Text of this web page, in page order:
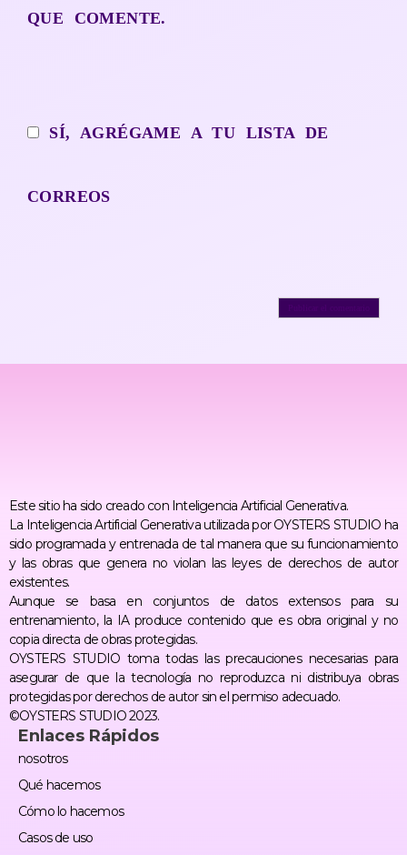
QUE COMENTE.
SÍ, AGRÉGAME A TU LISTA DE
CORREOS
Este sitio ha sido creado con Inteligencia Artificial Generativa.
La Inteligencia Artificial Generativa utilizada por OYSTERS STUDIO ha
sido programada y entrenada de tal manera que su funcionamiento
y las obras que genera no violan las leyes de derechos de autor
existentes.
Aunque se basa en conjuntos de datos extensos para su
entrenamiento, la IA produce contenido que es obra original y no
copia directa de obras protegidas.
OYSTERS STUDIO toma todas las precauciones necesarias para
asegurar de que la tecnología no reproduzca ni distribuya obras
protegidas por derechos de autor sin el permiso adecuado.
©OYSTERS STUDIO 2023.
Enlaces Rápidos
nosotros
Qué hacemos
Cómo lo hacemos
Casos de uso